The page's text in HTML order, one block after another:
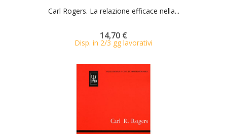
Carl Rogers. La relazione efficace nella...
14,70 €
Disp. in 2/3 gg lavorativi